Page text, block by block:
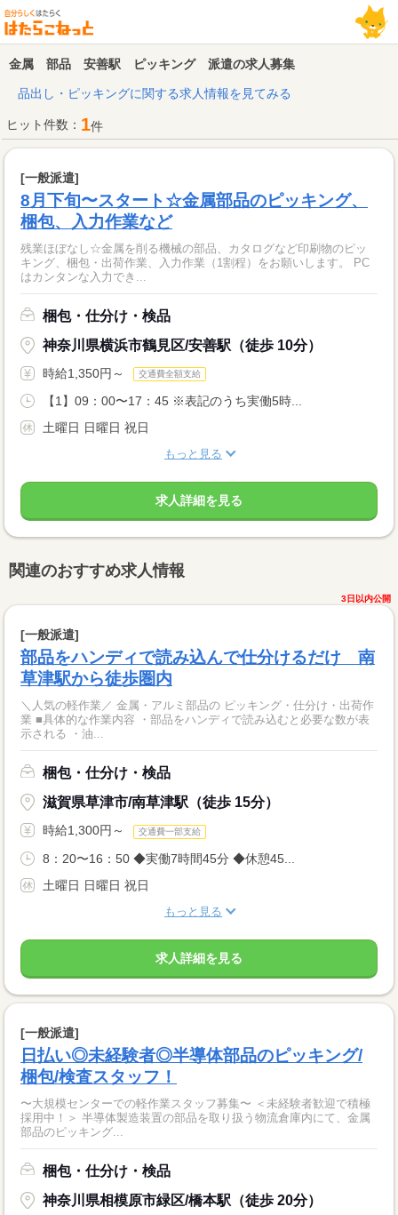
金属 部品 安善駅 ピッキング 派遣の求人募集
品出し・ピッキングに関する求人情報を見てみる
ヒット件数： 1件
[一般派遣]
8月下旬〜スタート☆金属部品のピッキング、
梱包、入力作業など
残業ほぼなし☆金属を削る機械の部品、カタログなど印刷物のピッ
キング、梱包・出荷作業、入力作業（1割程）をお願いします。 PC
はカンタンな入力でき...
梱包・仕分け・検品
神奈川県横浜市鶴見区/安善駅（徒歩 10分）
時給1,350円～ 交通費全額支給
【1】09：00〜17：45 ※表記のうち実働5時...
土曜日 日曜日 祝日
もっと見る
求人詳細を見る
関連のおすすめ求人情報
3日以内公開
[一般派遣]
部品をハンディで読み込んで仕分けるだけ 南
草津駅から徒歩圏内
＼人気の軽作業／ 金属・アルミ部品の ピッキング・仕分け・出荷作
業 ■具体的な作業内容 ・部品をハンディで読み込むと必要な数が表
示される ・油...
梱包・仕分け・検品
滋賀県草津市/南草津駅（徒歩 15分）
時給1,300円～ 交通費一部支給
8：20〜16：50 ◆実働7時間45分 ◆休憩45...
土曜日 日曜日 祝日
もっと見る
求人詳細を見る
[一般派遣]
日払い◎未経験者◎半導体部品のピッキング/
梱包/検査スタッフ！
〜大規模センターでの軽作業スタッフ募集〜 ＜未経験者歓迎で積極
採用中！＞ 半導体製造装置の部品を取り扱う物流倉庫内にて、金属
部品のピッキング...
梱包・仕分け・検品
神奈川県相模原市緑区/橋本駅（徒歩 20分）